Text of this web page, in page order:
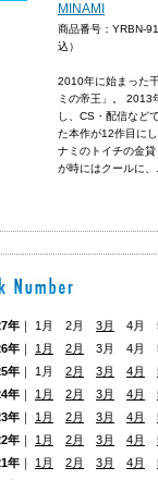
MINAMI
商品番号：YRBN-
込）
2010年に始まった
ミの帝王」。 2013
し、CS・配信など
た本作が12作目に
ナミのトイチの金
が時にはクールに
年 ｜ 1月 2月 3月
4月
年 ｜ 1月 2月
3月 4月
年 ｜ 1月 2月 3月 4月
年 ｜ 1月 2月 3月 4月
年 ｜ 1月 2月 3月 4月
年 ｜ 1月 2月 3月 4月
年 ｜ 1月 2月 3月 4月